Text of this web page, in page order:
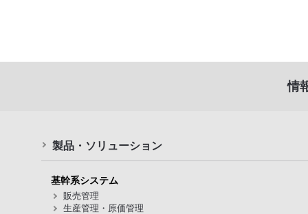
情
製品・ソリューション
基幹系システム
販売管理
生産管理・原価管理